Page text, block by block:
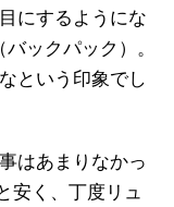
にするようにな
ックパック）。
という印象でし
はあまりなかっ
安く、丁度リュ